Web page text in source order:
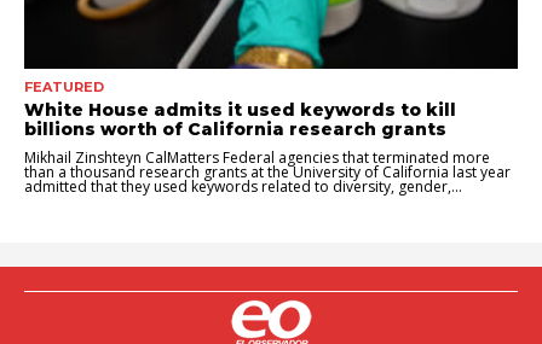
FEATURED
White House admits it used keywords to kill
billions worth of California research grants
Mikhail Zinshteyn CalMatters Federal agencies that terminated more
than a thousand research grants at the University of California last year
admitted that they used keywords related to diversity, gender,...